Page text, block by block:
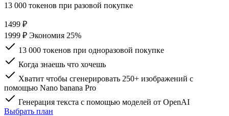
13 000 токенов при разовой покупке
1499 ₽
1999 ₽ Экономия 25%
13 000 токенов при одноразовой покупке
Когда знаешь что хочешь
Хватит чтобы сгенерировать 250+ изображений с
помощью Nano banana Pro
Генерация текста c помощью моделей от OpenAI
Выбрать план